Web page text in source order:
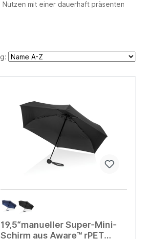
mit einer dauerhaft präsenten
19,5“manueller Super-Mini-
Schirm aus Aware™ rPET